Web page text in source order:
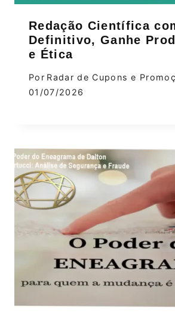
Redação Científica
Definitivo, Ganhe
e Ética
Por Radar de Cupons e
01/07/2026